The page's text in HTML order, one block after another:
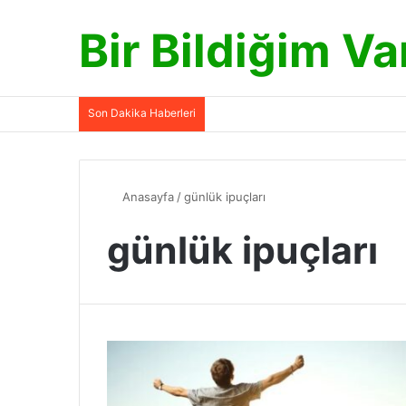
Bir Bildiğim
Son Dakika Haberleri
Anasayfa /günlük ipuçları
günlük ipuçları